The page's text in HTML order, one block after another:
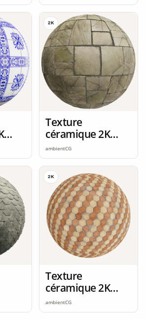
2K
Texture
céramique 2K
seamless
ambientCG
2K
Texture
céramique 2K
seamless
ambientCG